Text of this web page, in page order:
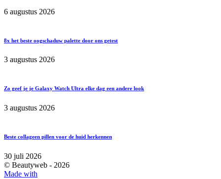
6 augustus 2026
8x het beste oogschaduw palette door ons getest
3 augustus 2026
Zo geef je je Galaxy Watch Ultra elke dag een andere look
3 augustus 2026
Beste collageen pillen voor de huid herkennen
30 juli 2026
© Beautyweb - 2026
Made with